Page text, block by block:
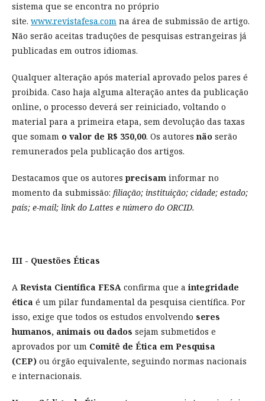
sistema que se encontra no próprio
site. www.revistafesa.com na área de submissão de artigo.
Não serão aceitas traduções de pesquisas estrangeiras já
publicadas em outros idiomas.
Qualquer alteração após material aprovado pelos pares é
proibida. Caso haja alguma alteração antes da publicação
online, o processo deverá ser reiniciado, voltando o
material para a primeira etapa, sem devolução das taxas
que somam o valor de R$ 350,00. Os autoresnão serão
remunerados pela publicação dos artigos.
Destacamos que os autores precisam informar no
momento da submissão: filiação; instituição; cidade; estado;
país; e-mail; link do Lattes e número do ORCID.
III - Questões Éticas
A Revista Científica FESA confirma que aintegridade
ética é um pilar fundamental da pesquisa científica. Por
isso, exige que todos os estudos envolvendo seres
humanos, animais ou dados sejam submetidos e
aprovados por um Comitê de Ética em Pesquisa
(CEP) ou órgão equivalente, seguindo normas nacionais
e internacionais.